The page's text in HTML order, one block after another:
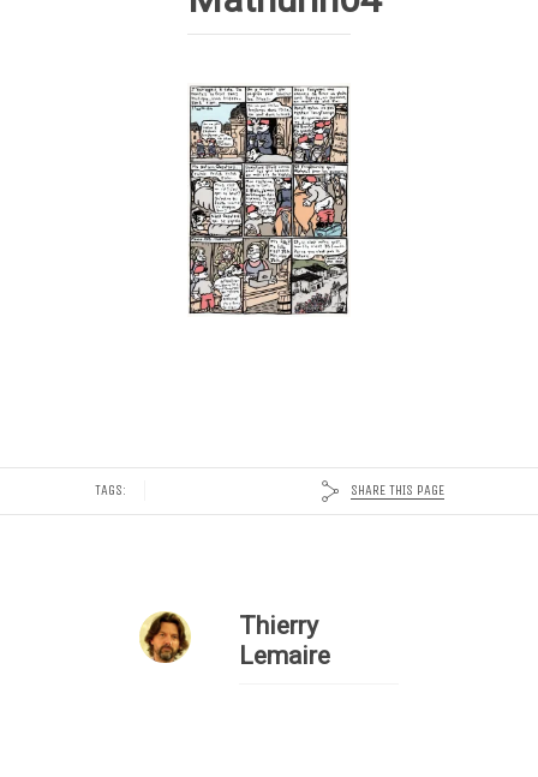
TAGS: SHARE THIS PAGE
Thierry
Lemaire